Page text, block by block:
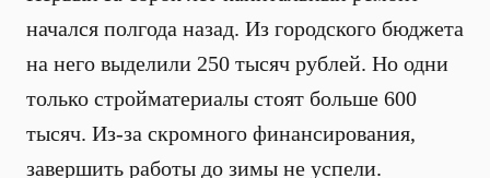
начался полгода назад. Из городского бюджета
на него выделили 250 тысяч рублей. Но одни
только стройматериалы стоят больше 600
тысяч. Из-за скромного финансирования,
завершить работы до зимы не успели.